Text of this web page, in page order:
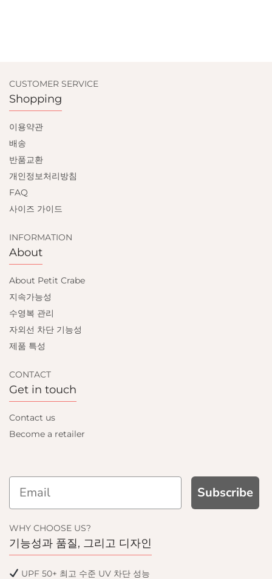
CUSTOMER SERVICE
Shopping
이용약관
배송
반품교환
개인정보처리방침
FAQ
사이즈 가이드
INFORMATION
About
About Petit Crabe
지속가능성
수영복 관리
자외선 차단 기능성
제품 특성
CONTACT
Get in touch
Contact us
Become a retailer
Subscribe
WHY CHOOSE US?
기능성과 품질, 그리고 디자인
UPF 50+ 최고 수준 UV 차단 성능
GET
only offers